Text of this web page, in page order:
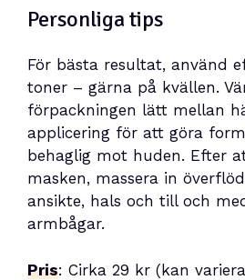
Personliga tips
För bästa resultat, använd
toner – gärna på kvällen.
förpackningen lätt mellan
applicering för att göra
behaglig mot huden. Efter
masken, massera in
ansikte, hals och till och
armbågar.
Pris: Cirka 29 kr (kan